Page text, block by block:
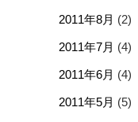
2011年8月 (2)
2011年7月 (4)
2011年6月 (4)
2011年5月 (5)